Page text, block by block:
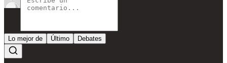
Lo mejor de Último Debates